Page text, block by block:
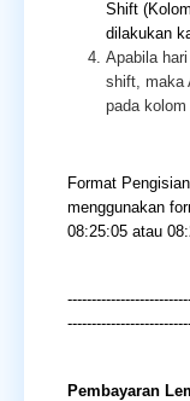
Shift
dilakukan
Apabila
shift, maka
pada kolom
Format
menggunakan
08:25:05 atau
Pembayaran